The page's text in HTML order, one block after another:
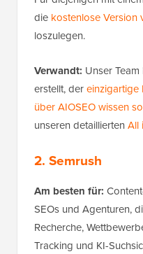
die kostenlose Version
loszulegen.
Verwandt: Unser
erstellt, dereinzigartige
über AIOSEO wissen
unseren detaillierten All
2. Semrush
Am besten für:
SEOs und Agenturen,
Recherche,
Tracking und KI-